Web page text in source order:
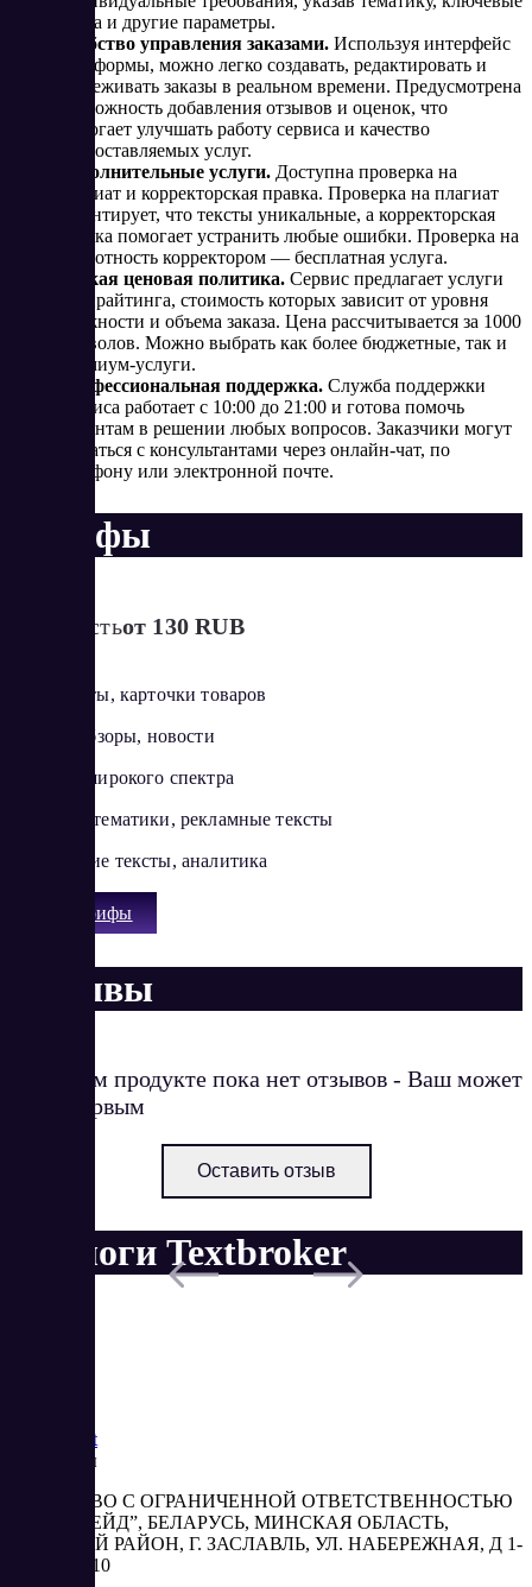
слова и другие параметры.
Удобство управления заказами. Используя интерфейс
платформы, можно легко создавать, редактировать и
отслеживать заказы в реальном времени. Предусмотрена
возможность добавления отзывов и оценок, что
помогает улучшать работу сервиса и качество
предоставляемых услуг.
Дополнительные услуги. Доступна проверка на
плагиат и корректорская правка. Проверка на плагиат
гарантирует, что тексты уникальные, а корректорская
правка помогает устранить любые ошибки. Проверка на
грамотность корректором — бесплатная услуга.
Гибкая ценовая политика. Сервис предлагает услуги
копирайтинга, стоимость которых зависит от уровня
сложности и объема заказа. Цена рассчитывается за 1000
символов. Можно выбрать как более бюджетные, так и
премиум-услуги.
Профессиональная поддержка. Служба поддержки
сервиса работает с 10:00 до 21:00 и готова помочь
клиентам в решении любых вопросов. Заказчики могут
связаться с консультантами через онлайн-чат, по
телефону или электронной почте.
Тарифы
Стоимостьот 130 RUB
SEO-тексты, карточки товаров
Статьи, обзоры, новости
Контент широкого спектра
Сложные тематики, рекламные тексты
Продающие тексты, аналитика
Все тарифы
Отзывы
О данном продукте пока нет отзывов - Ваш может
стать первым
Оставить отзыв
Аналоги Textbroker
Market
Реквизиты
ОБЩЕСТВО С ОГРАНИЧЕННОЙ ОТВЕТСТВЕННОСТЬЮ
“АБЕСТРЕЙД”, БЕЛАРУСЬ, МИНСКАЯ ОБЛАСТЬ,
МИНСКИЙ РАЙОН, Г. ЗАСЛАВЛЬ, УЛ. НАБЕРЕЖНАЯ, Д 1-
2, КОМ. 310